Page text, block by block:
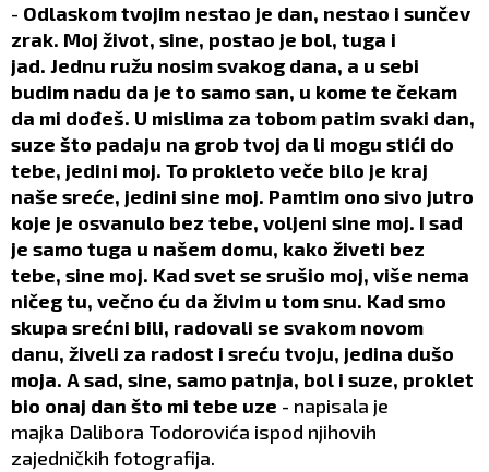
- Odlaskom tvojim nestao je dan, nestao i sunčev
zrak. Moj život, sine, postao je bol, tuga i
jad. Jednu ružu nosim svakog dana, a u sebi
budim nadu da je to samo san, u kome te čekam
da mi dođeš. U mislima za tobom patim svaki dan,
suze što padaju na grob tvoj da li mogu stići do
tebe, jedini moj. To prokleto veče bilo je kraj
naše sreće, jedini sine moj. Pamtim ono sivo jutro
koje je osvanulo bez tebe, voljeni sine moj. I sad
je samo tuga u našem domu, kako živeti bez
tebe, sine moj. Kad svet se srušio moj, više nema
ničeg tu, večno ću da živim u tom snu. Kad smo
skupa srećni bili, radovali se svakom novom
danu, živeli za radost i sreću tvoju, jedina dušo
moja. A sad, sine, samo patnja, bol i suze, proklet
bio onaj dan što mi tebe uze - napisala je
majka Dalibora Todorovića ispod njihovih
zajedničkih fotografija.